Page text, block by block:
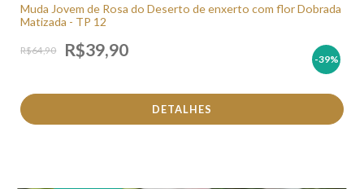
Muda Jovem de Rosa do Deserto de enxerto com flor Dobrada
Matizada - TP 12
R$64,90 R$39,90 -39%
DETALHES